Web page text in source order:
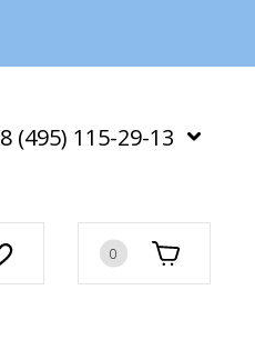
8 (495) 115-29-13
0